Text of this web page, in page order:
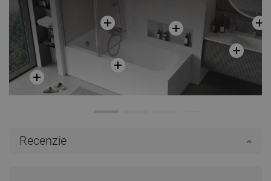
Recenzie